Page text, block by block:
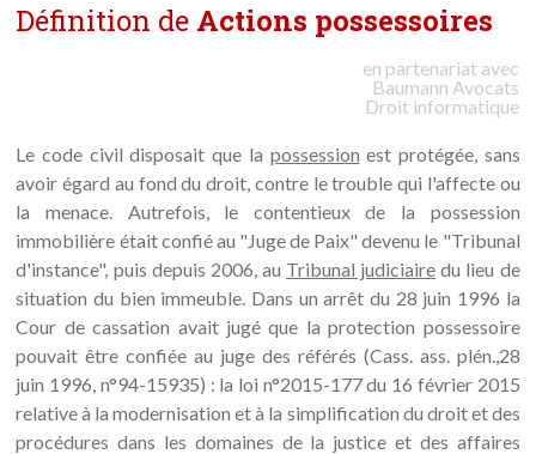
Définition de Actions possessoires
en partenariat avec
Baumann Avocats
Droit informatique
Le code civil disposait que la possession est protégée, sans
avoir égard au fond du droit, contre le trouble qui l'affecte ou
la menace. Autrefois, le contentieux de la possession
immobilière était confié au "Juge de Paix" devenu le "Tribunal
d'instance", puis depuis 2006, au Tribunal judiciaire du lieu de
situation du bien immeuble. Dans un arrêt du 28 juin 1996 la
Cour de cassation avait jugé que la protection possessoire
pouvait être confiée au juge des référés (Cass. ass. plén.,28
juin 1996, n°94-15935) : la loi n°2015-177 du 16 février 2015
relative à la modernisation et à la simplification du droit et des
procédures dans les domaines de la justice et des affaires